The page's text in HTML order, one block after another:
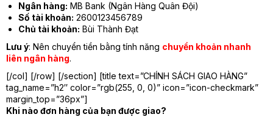
Ngân hàng: MB Bank (Ngân Hàng Quân Đội)
Số tài khoản: 2600123456789
Chủ tài khoản: Bùi Thành Đạt
Lưu ý: Nên chuyển tiền bằng tính năng chuyển khoản nhanh
liên ngân hàng.
[/col] [/row] [/section] [title text=”CHÍNH SÁCH GIAO HÀNG”
tag_name=”h2″ color=”rgb(255, 0, 0)” icon=”icon-checkmark”
margin_top=”36px”]
Khi nào đơn hàng của bạn được giao?